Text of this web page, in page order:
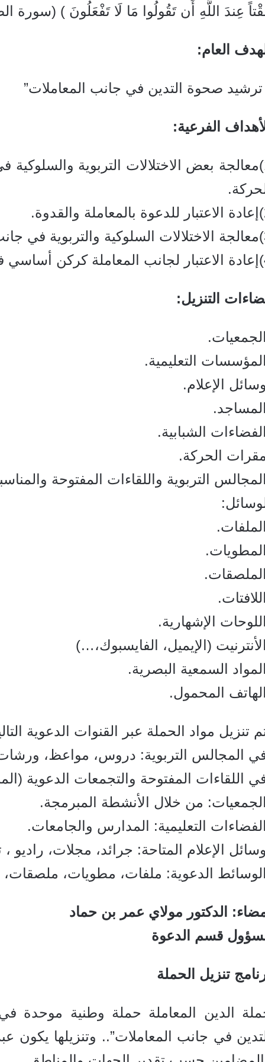
عِندَ اللَّهِ أَن تَقُولُوا مَا لَا تَفْعَلُونَ ) (سورة الصف
العام:
ترشيد صحوة التدين في جانب المعاملات”
الفرعية:
1)معالجة بعض الاختلالات التربوية
التنزيل:
التعليمية.
الإعلام.
الشبابية.
الحركة.
التربوية واللقاءات المفتوحة
الإشهارية.
(الإيميل، الفايسبوك،…)
السمعية البصرية.
المحمول.
تنزيل مواد الحملة عبر القنوات الدعوية
المجالس التربوية: دروس، مواعظ،
اللقاءات المفتوحة والتجمعات الدعوية
من خلال الأنشطة المبرمجة.
التعليمية: المدارس والجامعات.
الإعلام المتاحة: جرائد، مجلات، راديو ،
الدعوية: ملفات، مطويات، ملصقات،
الدكتور مولاي عمر بن حماد
قسم الدعوة
تنزيل الحملة
الدين المعاملة حملة وطنية موحدة
في جانب المعاملات”.. وتنزيلها